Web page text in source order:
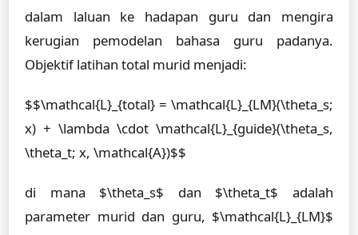
dalam laluan ke hadapan guru dan mengira
kerugian pemodelan bahasa guru padanya.
Objektif latihan total murid menjadi:
$$\mathcal{L}_{total} = \mathcal{L}_{LM}(\theta_s;
x) + \lambda \cdot \mathcal{L}_{guide}(\theta_s,
\theta_t; x, \mathcal{A})$$
di mana $\theta_s$ dan $\theta_t$ adalah
parameter murid dan guru, $\mathcal{L}_{LM}$